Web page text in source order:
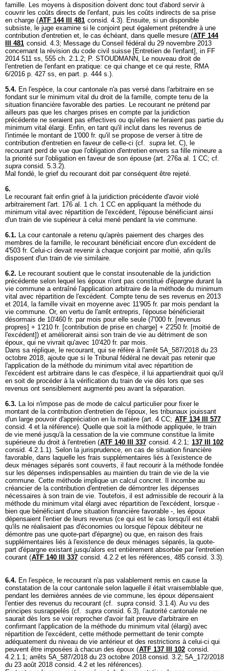
famille. Les moyens à disposition doivent donc tout d'abord servir à
couvrir les coûts directs de l'enfant, puis les coûts indirects de sa prise
en charge (ATF 144 III 481 consid. 4.3). Ensuite, si un disponible
subsiste, le juge examine si le conjoint peut également prétendre à une
contribution d'entretien et, le cas échéant, dans quelle mesure (ATF 144
III 481 consid. 4.3; Message du Conseil fédéral du 29 novembre 2013
concernant la révision du code civil suisse [Entretien de l'enfant], in FF
2014 511 ss, 555 ch. 2.1.2; P. STOUDMANN, Le nouveau droit de
l'entretien de l'enfant en pratique: ce qui change et ce qui reste, RMA
6/2016 p. 427 ss, en part. p. 444 s.).
5.4. En l'espèce, la cour cantonale n'a pas versé dans l'arbitraire en se
fondant sur le minimum vital du droit de la famille, compte tenu de la
situation financière favorable des parties. Le recourant ne prétend par
ailleurs pas que les charges prises en compte par la juridiction
précédente ne seraient pas effectives ou qu'elles ne feraient pas partie du
minimum vital élargi. Enfin, en tant qu'il inclut dans les revenus de
l'intimée le montant de 1'000 fr. qu'il se propose de verser à titre de
contribution d'entretien en faveur de celle-ci (cf. supra let. C), le
recourant perd de vue que l'obligation d'entretien envers sa fille mineure a
la priorité sur l'obligation en faveur de son épouse (art. 276a al. 1 CC; cf.
supra consid. 5.3.2).
Mal fondé, le grief du recourant doit par conséquent être rejeté.
6.
Le recourant fait enfin grief à la juridiction précédente d'avoir violé
arbitrairement l'art. 176 al. 1 ch. 1 CC en appliquant la méthode du
minimum vital avec répartition de l'excédent, l'épouse bénéficiant ainsi
d'un train de vie supérieur à celui mené pendant la vie commune.
6.1. La cour cantonale a retenu qu'après paiement des charges des
membres de la famille, le recourant bénéficiait encore d'un excédent de
4'503 fr. Celui-ci devait revenir à chaque conjoint par moitié, afin qu'ils
disposent d'un train de vie similaire.
6.2. Le recourant soutient que le constat insoutenable de la juridiction
précédente selon lequel les époux n'ont pas constitué d'épargne durant la
vie commune a entraîné l'application arbitraire de la méthode du minimum
vital avec répartition de l'excédent. Compte tenu de ses revenus en 2013
et 2014, la famille vivait en moyenne avec 11'905 fr. par mois pendant la
vie commune. Or, en vertu de l'arrêt entrepris, l'épouse bénéficierait
désormais de 10'460 fr. par mois pour elle seule (7'000 fr. [revenus
propres] + 1'210 fr. [contribution de prise en charge] + 2'250 fr. [moitié de
l'excédent]) et améliorerait ainsi son train de vie au détriment de son
époux, qui ne vivrait qu'avec 10'420 fr. par mois.
Dans sa réplique, le recourant, qui se réfère à l'arrêt 5A_587/2018 du 23
octobre 2018, ajoute que si le Tribunal fédéral ne devait pas retenir que
l'application de la méthode du minimum vital avec répartition de
l'excédent est arbitraire dans le cas d'espèce, il lui appartiendrait quoi qu'il
en soit de procéder à la vérification du train de vie dès lors que ses
revenus ont sensiblement augmenté peu avant la séparation.
6.3. La loi n'impose pas de mode de calcul particulier pour fixer le
montant de la contribution d'entretien de l'époux, les tribunaux jouissant
d'un large pouvoir d'appréciation en la matière (art. 4 CC; ATF 134 III 577
consid. 4 et la référence). Quelle que soit la méthode appliquée, le train
de vie mené jusqu'à la cessation de la vie commune constitue la limite
supérieure du droit à l'entretien (ATF 140 III 337 consid. 4.2.1; 137 III 102
consid. 4.2.1.1). Selon la jurisprudence, en cas de situation financière
favorable, dans laquelle les frais supplémentaires liés à l'existence de
deux ménages séparés sont couverts, il faut recourir à la méthode fondée
sur les dépenses indispensables au maintien du train de vie de la vie
commune. Cette méthode implique un calcul concret. Il incombe au
créancier de la contribution d'entretien de démontrer les dépenses
nécessaires à son train de vie. Toutefois, il est admissible de recourir à la
méthode du minimum vital élargi avec répartition de l'excédent, lorsque -
bien que bénéficiant d'une situation financière favorable -, les époux
dépensaient l'entier de leurs revenus (ce qui est le cas lorsqu'il est établi
qu'ils ne réalisaient pas d'économies ou lorsque l'époux débiteur ne
démontre pas une quote-part d'épargne) ou que, en raison des frais
supplémentaires liés à l'existence de deux ménages séparés, la quote-
part d'épargne existant jusqu'alors est entièrement absorbée par l'entretien
courant (ATF 140 III 337 consid. 4.2.2 et les références, 485 consid. 3.3).
6.4. En l'espèce, le recourant n'a pas valablement remis en cause la
constatation de la cour cantonale selon laquelle il était vraisemblable que,
pendant les dernières années de vie commune, les époux dépensaient
l'entier des revenus du recourant (cf. supra consid. 3.1.4). Au vu des
principes susrappelés (cf. supra consid. 6.3), l'autorité cantonale ne
saurait dès lors se voir reprocher d'avoir fait preuve d'arbitraire en
confirmant l'application de la méthode du minimum vital (élargi) avec
répartition de l'excédent, cette méthode permettant de tenir compte
adéquatement du niveau de vie antérieur et des restrictions à celui-ci qui
peuvent être imposées à chacun des époux (ATF 137 III 102 consid.
4.2.1.1; arrêts 5A_587/2018 du 23 octobre 2018 consid. 3.2; 5A_172/2018
du 23 août 2018 consid. 4.2 et les références).